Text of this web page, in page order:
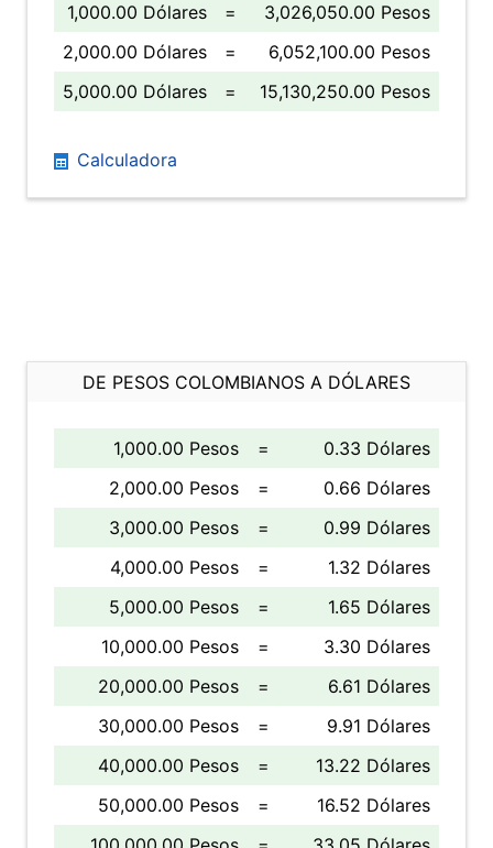
1,000.00 Dólares
=
3,026,050.00 Pesos
2,000.00 Dólares
=
6,052,100.00 Pesos
5,000.00 Dólares
= 15,130,250.00 Pesos
Calculadora
DE PESOS COLOMBIANOS A DÓLARES
1,000.00 Pesos =
0.33 Dólares
2,000.00 Pesos
=
0.66 Dólares
3,000.00 Pesos
=
0.99 Dólares
4,000.00 Pesos
=
1.32 Dólares
5,000.00 Pesos
=
1.65 Dólares
10,000.00 Pesos
=
3.30 Dólares
20,000.00 Pesos
=
6.61 Dólares
30,000.00 Pesos
=
9.91 Dólares
40,000.00 Pesos
=
13.22 Dólares
50,000.00 Pesos
=
16.52 Dólares